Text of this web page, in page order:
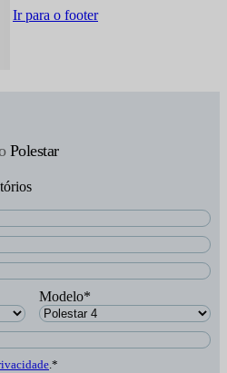
Ir para o footer
Polestar
Modelo*
*